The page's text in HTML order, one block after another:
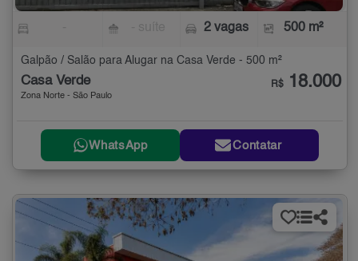
2 vagas 500 m²
Galpão / Salão para Alugar na Casa Verde - 500 m²
Casa Verde
Zona Norte - São Paulo
R$ 18.000
WhatsApp Contatar